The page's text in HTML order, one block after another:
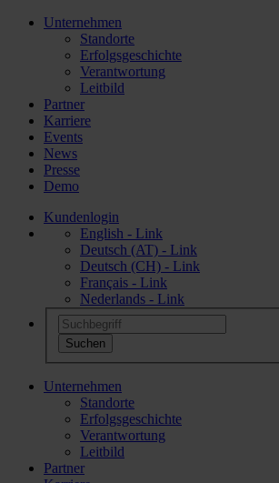
Unternehmen
Standorte
Erfolgsgeschichte
Verantwortung
Leitbild
Partner
Karriere
Events
News
Presse
Demo
Kundenlogin
English - Link
Deutsch (AT) - Link
Deutsch (CH) - Link
Français - Link
Nederlands - Link
Unternehmen
Standorte
Erfolgsgeschichte
Verantwortung
Leitbild
Partner